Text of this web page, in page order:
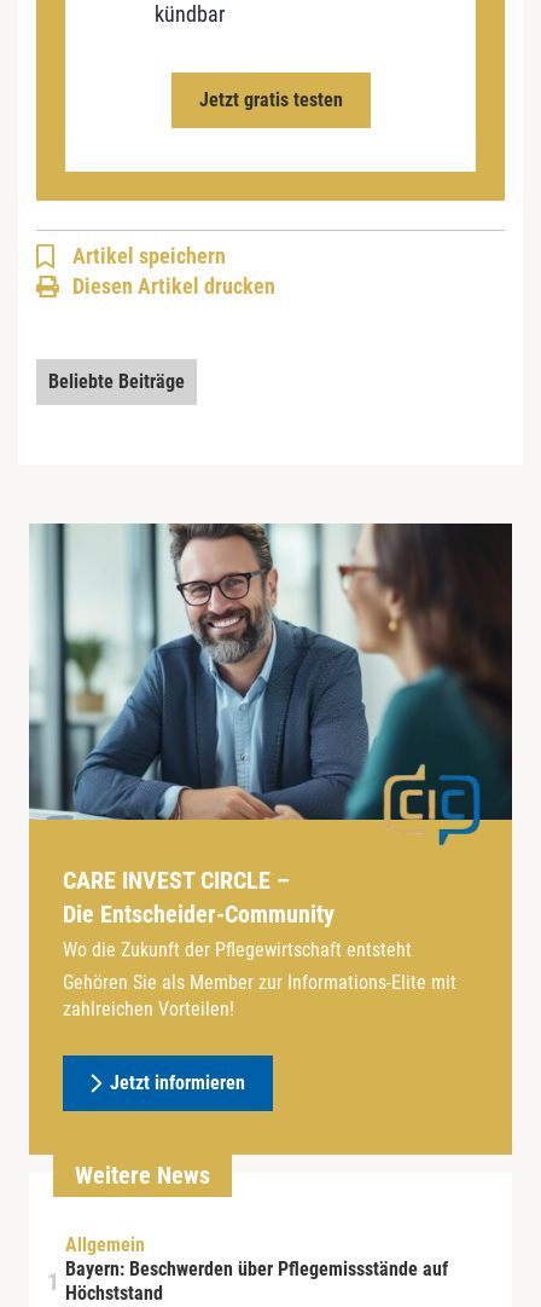
kündbar
Jetzt gratis testen
Artikel speichern
Diesen Artikel drucken
Beliebte Beiträge
CARE INVEST CIRCLE –
Die Entscheider-Community
Wo die Zukunft der Pflegewirtschaft entsteht
Gehören Sie als Member zur Informations-Elite mit
zahlreichen Vorteilen!
Jetzt informieren
Weitere News
Allgemein
Bayern: Beschwerden über Pflegemissstände auf
Höchststand